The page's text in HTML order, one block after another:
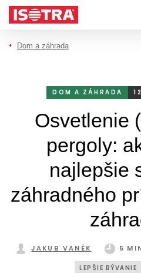
Preskočiť na obsah
Dom a záhrada
DOM A ZÁHRADA
Osvetlenie
pergoly:
najlepšie
záhradného
JAKUB VANĚK 5
LEPŠIE BÝVANIE